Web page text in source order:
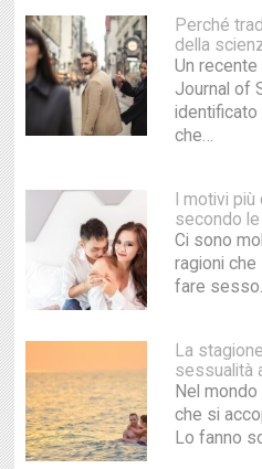
Perché
della
Un
Journal of
che…
I motivi
secondo
Ci sono
ragioni
fare
La
sessualità
Nel
che si
Lo fanno